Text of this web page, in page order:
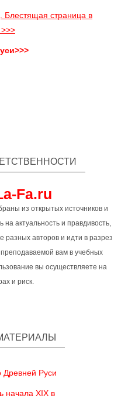
Блестящая страница в
Fa.ru
из открытых источников и
актуальность и правдивость,
разных авторов и идти в разрез
вам в учебных
вы осуществляете на
и риск.
Древней Руси
начала XIX в